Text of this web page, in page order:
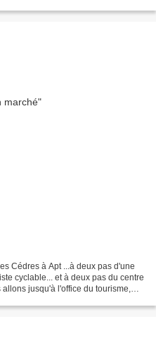
Cédres à Apt ...à deux pas d'une
cyclable... et à deux pas du centre
jusqu'à l'office du tourisme,